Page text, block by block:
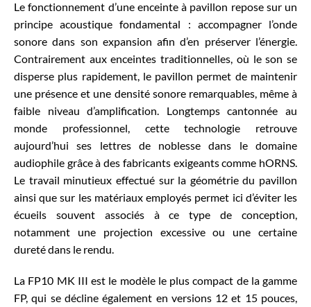
Le fonctionnement d’une enceinte à pavillon repose sur un
principe acoustique fondamental : accompagner l’onde
sonore dans son expansion afin d’en préserver l’énergie.
Contrairement aux enceintes traditionnelles, où le son se
disperse plus rapidement, le pavillon permet de maintenir
une présence et une densité sonore remarquables, même à
faible niveau d’amplification. Longtemps cantonnée au
monde professionnel, cette technologie retrouve
aujourd’hui ses lettres de noblesse dans le domaine
audiophile grâce à des fabricants exigeants comme hORNS.
Le travail minutieux effectué sur la géométrie du pavillon
ainsi que sur les matériaux employés permet ici d’éviter les
écueils souvent associés à ce type de conception,
notamment une projection excessive ou une certaine
dureté dans le rendu.
La FP10 MK III est le modèle le plus compact de la gamme
FP, qui se décline également en versions 12 et 15 pouces,